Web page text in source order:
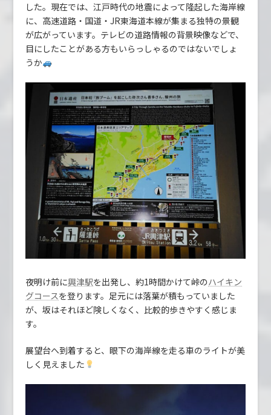
した。現在では、江戸時代の地震によって隆起した海岸線
に、高速道路・国道・JR東海道本線が集まる独特の景観
が広がっています。テレビの道路情報の背景映像などで、
目にしたことがある方もいらっしゃるのではないでしょ
うか
夜明け前に興津駅を出発し、約1時間かけて峠のハイキン
グコースを登ります。足元には落葉が積もっていました
が、坂はそれほど険しくなく、比較的歩きやすく感じま
す。
展望台へ到着すると、眼下の海岸線を走る車のライトが美
しく見えました